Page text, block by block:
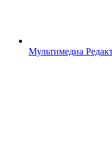
Мультимедиа